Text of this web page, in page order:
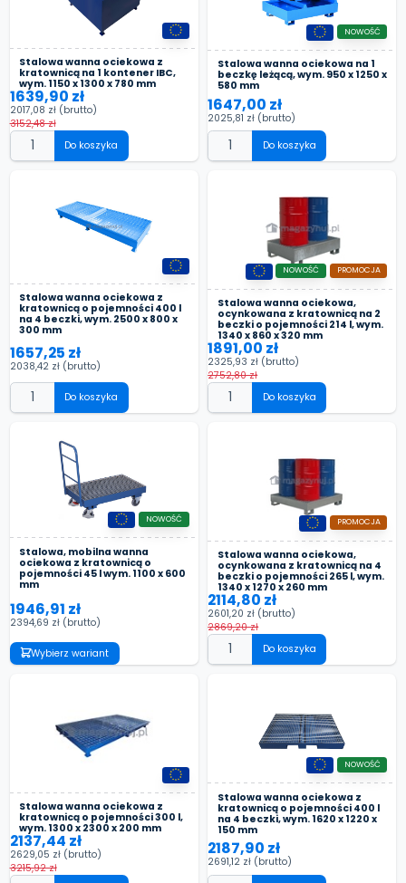
Stalowa wanna ociekowa z
kratownicą na 1 kontener IBC,
wym. 1150 x 1300 x 780 mm
1639,90 zł
2017,08 zł (brutto)
3152,48 zł
Do koszyka
Stalowa wanna ociekowa na 1
beczkę leżącą, wym. 950 x 1250 x
580 mm
NOWOŚĆ
1647,00 zł
2025,81 zł (brutto)
Do koszyka
Stalowa wanna ociekowa z
kratownicą o pojemności 400 l
na 4 beczki, wym. 2500 x 800 x
300 mm
1657,25 zł
2038,42 zł (brutto)
Do koszyka
Stalowa wanna ociekowa,
ocynkowana z kratownicą na 2
beczki o pojemności 214 l, wym.
1340 x 860 x 320 mm
NOWOŚĆ PROMOCJA
1891,00 zł
2325,93 zł (brutto)
2752,80 zł
Do koszyka
Stalowa, mobilna wanna
ociekowa z kratownicą o
pojemności 45 l wym. 1100 x 600
mm
NOWOŚĆ
1946,91 zł
2394,69 zł (brutto)
Wybierz wariant
Stalowa wanna ociekowa,
ocynkowana z kratownicą na 4
beczki o pojemności 265 l, wym.
1340 x 1270 x 260 mm
PROMOCJA
2114,80 zł
2601,20 zł (brutto)
2869,20 zł
Do koszyka
Stalowa wanna ociekowa z
kratownicą o pojemności 300 l,
wym. 1300 x 2300 x 200 mm
2137,44 zł
2629,05 zł (brutto)
3215,92 zł
Stalowa wanna ociekowa z
kratownicą o pojemności 400 l
na 4 beczki, wym. 1620 x 1220 x
150 mm
NOWOŚĆ
2187,90 zł
2691,12 zł (brutto)